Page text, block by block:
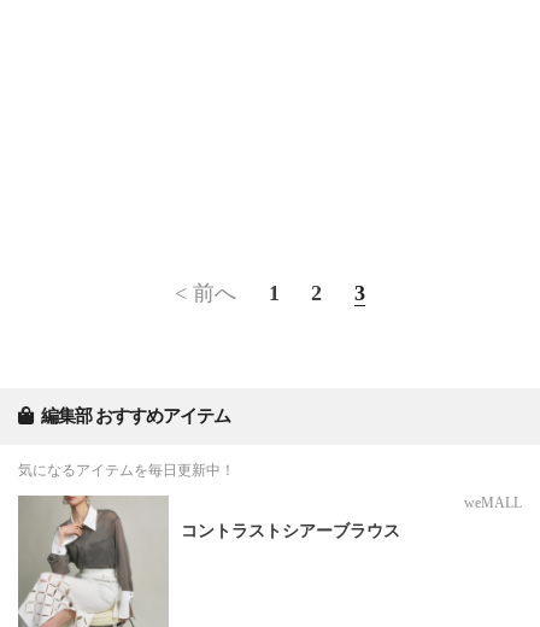
< 前へ 1 2 3
編集部 おすすめアイテム
気になるアイテムを毎日更新中！
weMALL
コントラストシアーブラウス